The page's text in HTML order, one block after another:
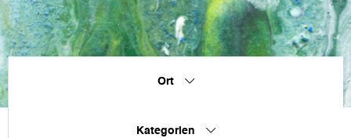
Ort
Kategorien